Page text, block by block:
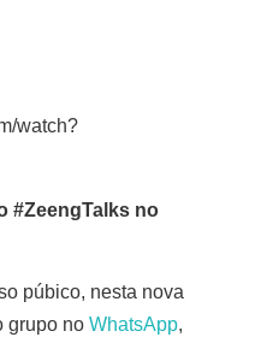
watch?
#ZeengTalks no
púbico, nesta nova
grupo no WhatsApp,